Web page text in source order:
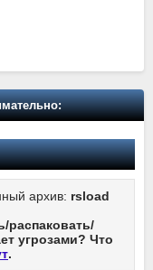
архив: rsload
распаковать/
угрозами? Что
.